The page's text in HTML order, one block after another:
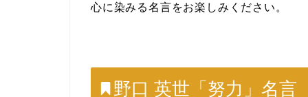
心に染みる名言をお楽しみください。
野口 英世「努力」名言